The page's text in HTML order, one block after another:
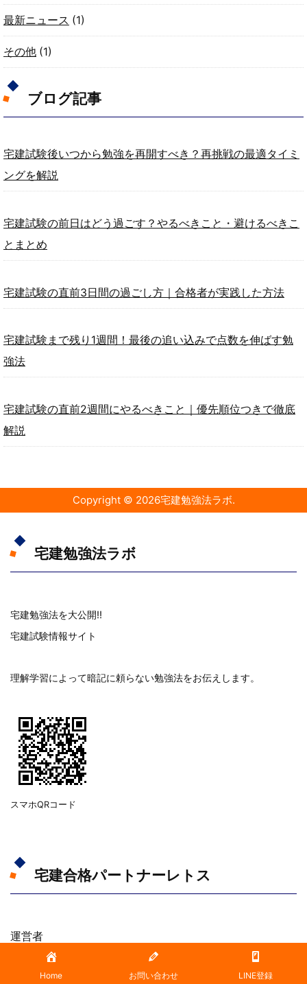
最新ニュース (1)
その他 (1)
ブログ記事
宅建試験後いつから勉強を再開すべき？再挑戦の最適タイミ
ングを解説
宅建試験の前日はどう過ごす？やるべきこと・避けるべきこ
とまとめ
宅建試験の直前3日間の過ごし方｜合格者が実践した方法
宅建試験まで残り1週間！最後の追い込みで点数を伸ばす勉
強法
宅建試験の直前2週間にやるべきこと｜優先順位つきで徹底
解説
Copyright © 2026宅建勉強法ラボ.
Home お問い合わせ LINE登録
宅建勉強法ラボ
宅建勉強法を大公開!!
宅建試験情報サイト
理解学習によって暗記に頼らない勉強法をお伝えします。
スマホQRコード
宅建合格パートナーレトス
運営者
宅建合格パートナーレトス
代表 小野 一輝